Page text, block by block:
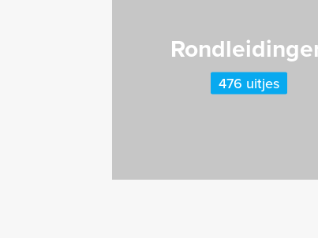
476 uitjes